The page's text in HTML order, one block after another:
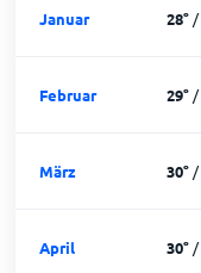
Januar 28°/
Februar 29°/
März 30°/
April 30°/